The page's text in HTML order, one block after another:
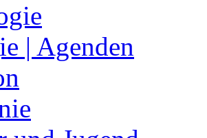
| Agenden